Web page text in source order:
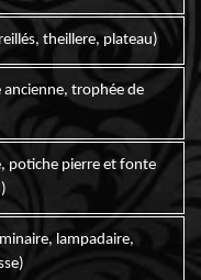
theillere, plateau)
ancienne, trophée de
potiche pierre et fonte
lampadaire,